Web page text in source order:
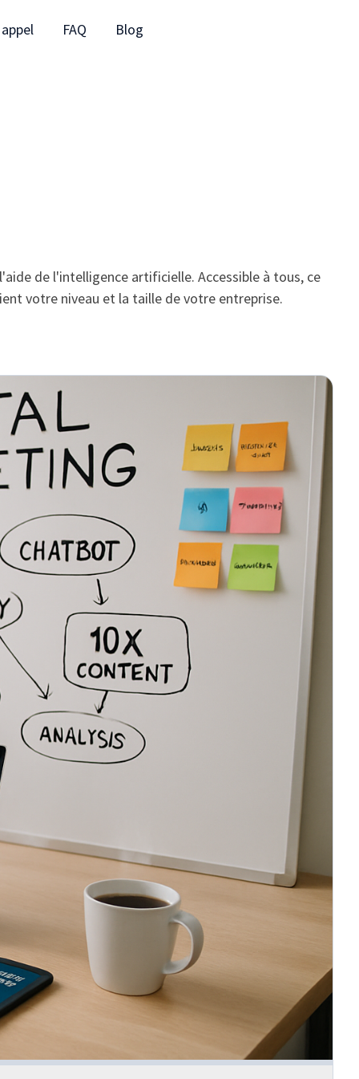
FAQ Blog
de l'intelligence artificielle. Accessible à tous, ce
votre niveau et la taille de votre entreprise.